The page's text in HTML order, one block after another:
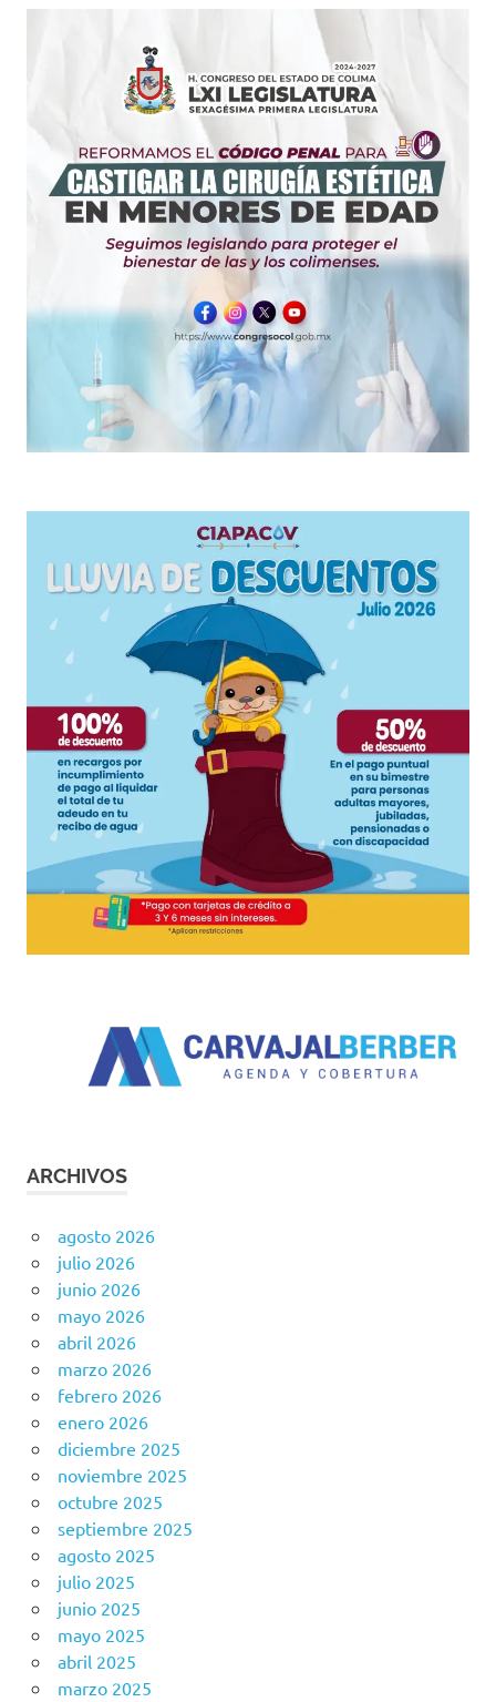
ARCHIVOS
agosto 2026
julio 2026
junio 2026
mayo 2026
abril 2026
marzo 2026
febrero 2026
enero 2026
diciembre 2025
noviembre 2025
octubre 2025
septiembre 2025
agosto 2025
julio 2025
junio 2025
mayo 2025
abril 2025
marzo 2025